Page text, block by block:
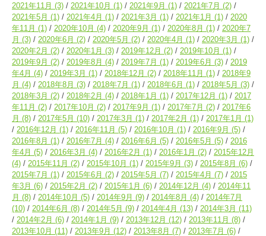
2021年11月 (3) 2021年10月 (1) 2021年9月 (1) 2021年7月 (2)
2021年5月 (1) 2021年4月 (1) 2021年3月 (1) 2021年1月 (1)
2020
年11月 (1) 2020年10月 (4) 2020年9月 (1) 2020年8月 (1)
2020年7
月 (3) 2020年6月 (2) 2020年5月 (2) 2020年4月 (1) 2020年3月 (1)
2020年2月 (2) 2020年1月 (3) 2019年12月 (2) 2019年10月 (1)
2019年9月 (2) 2019年8月 (4) 2019年7月 (1) 2019年6月 (3)
2019
年4月 (4) 2019年3月 (1) 2018年12月 (2) 2018年11月 (1)
2018年9
月 (4) 2018年8月 (3) 2018年7月 (1) 2018年6月 (1) 2018年5月 (3)
2018年3月 (2) 2018年2月 (4) 2018年1月 (1) 2017年12月 (1)
2017
年11月 (2) 2017年10月 (2) 2017年9月 (1) 2017年7月 (2)
2017年6
月 (8) 2017年5月 (10) 2017年3月 (1) 2017年2月 (1) 2017年1月 (1)
2016年12月 (1) 2016年11月 (5) 2016年10月 (1) 2016年9月 (5)
2016年8月 (1) 2016年7月 (4) 2016年6月 (5) 2016年5月 (5)
2016
年4月 (5) 2016年3月 (4) 2016年2月 (1) 2016年1月 (2)
2015年12月
(4)
2015年11月 (2) 2015年10月 (1) 2015年9月 (3) 2015年8月 (6)
2015年7月 (1) 2015年6月 (2) 2015年5月 (7) 2015年4月 (7)
2015
年3月 (6) 2015年2月 (2) 2015年1月 (6) 2014年12月 (4)
2014年11
月 (8) 2014年10月 (5) 2014年9月 (9) 2014年8月 (4)
2014年7月
(10)
2014年6月 (8) 2014年5月 (9) 2014年4月 (13) 2014年3月 (11)
2014年2月 (6) 2014年1月 (9) 2013年12月 (12) 2013年11月 (8)
2013年10月 (11) 2013年9月 (12) 2013年8月 (7) 2013年7月 (6)